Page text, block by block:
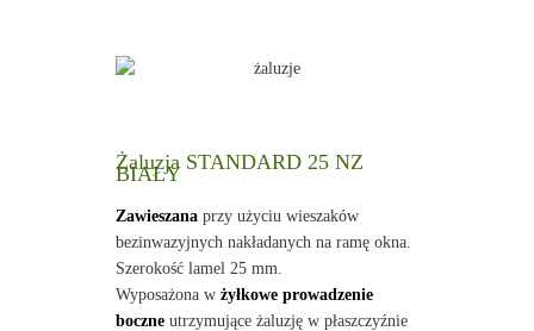
Żaluzja STANDARD 25 NZ
BIAŁY
Zawieszanaprzy użyciu wieszaków
bezinwazyjnych nakładanych na ramę okna.
Szerokość lamel 25 mm.
Wyposażona w żyłkowe prowadzenie
boczneutrzymujące żaluzję w płaszczyźnie